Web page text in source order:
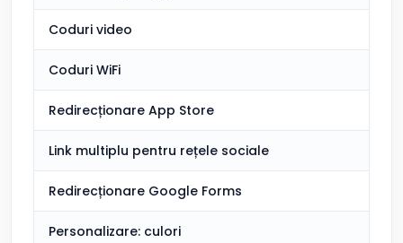
Coduri video
Coduri WiFi
Redirecționare App Store
Link multiplu pentru rețele sociale
Redirecționare Google Forms
Personalizare: culori